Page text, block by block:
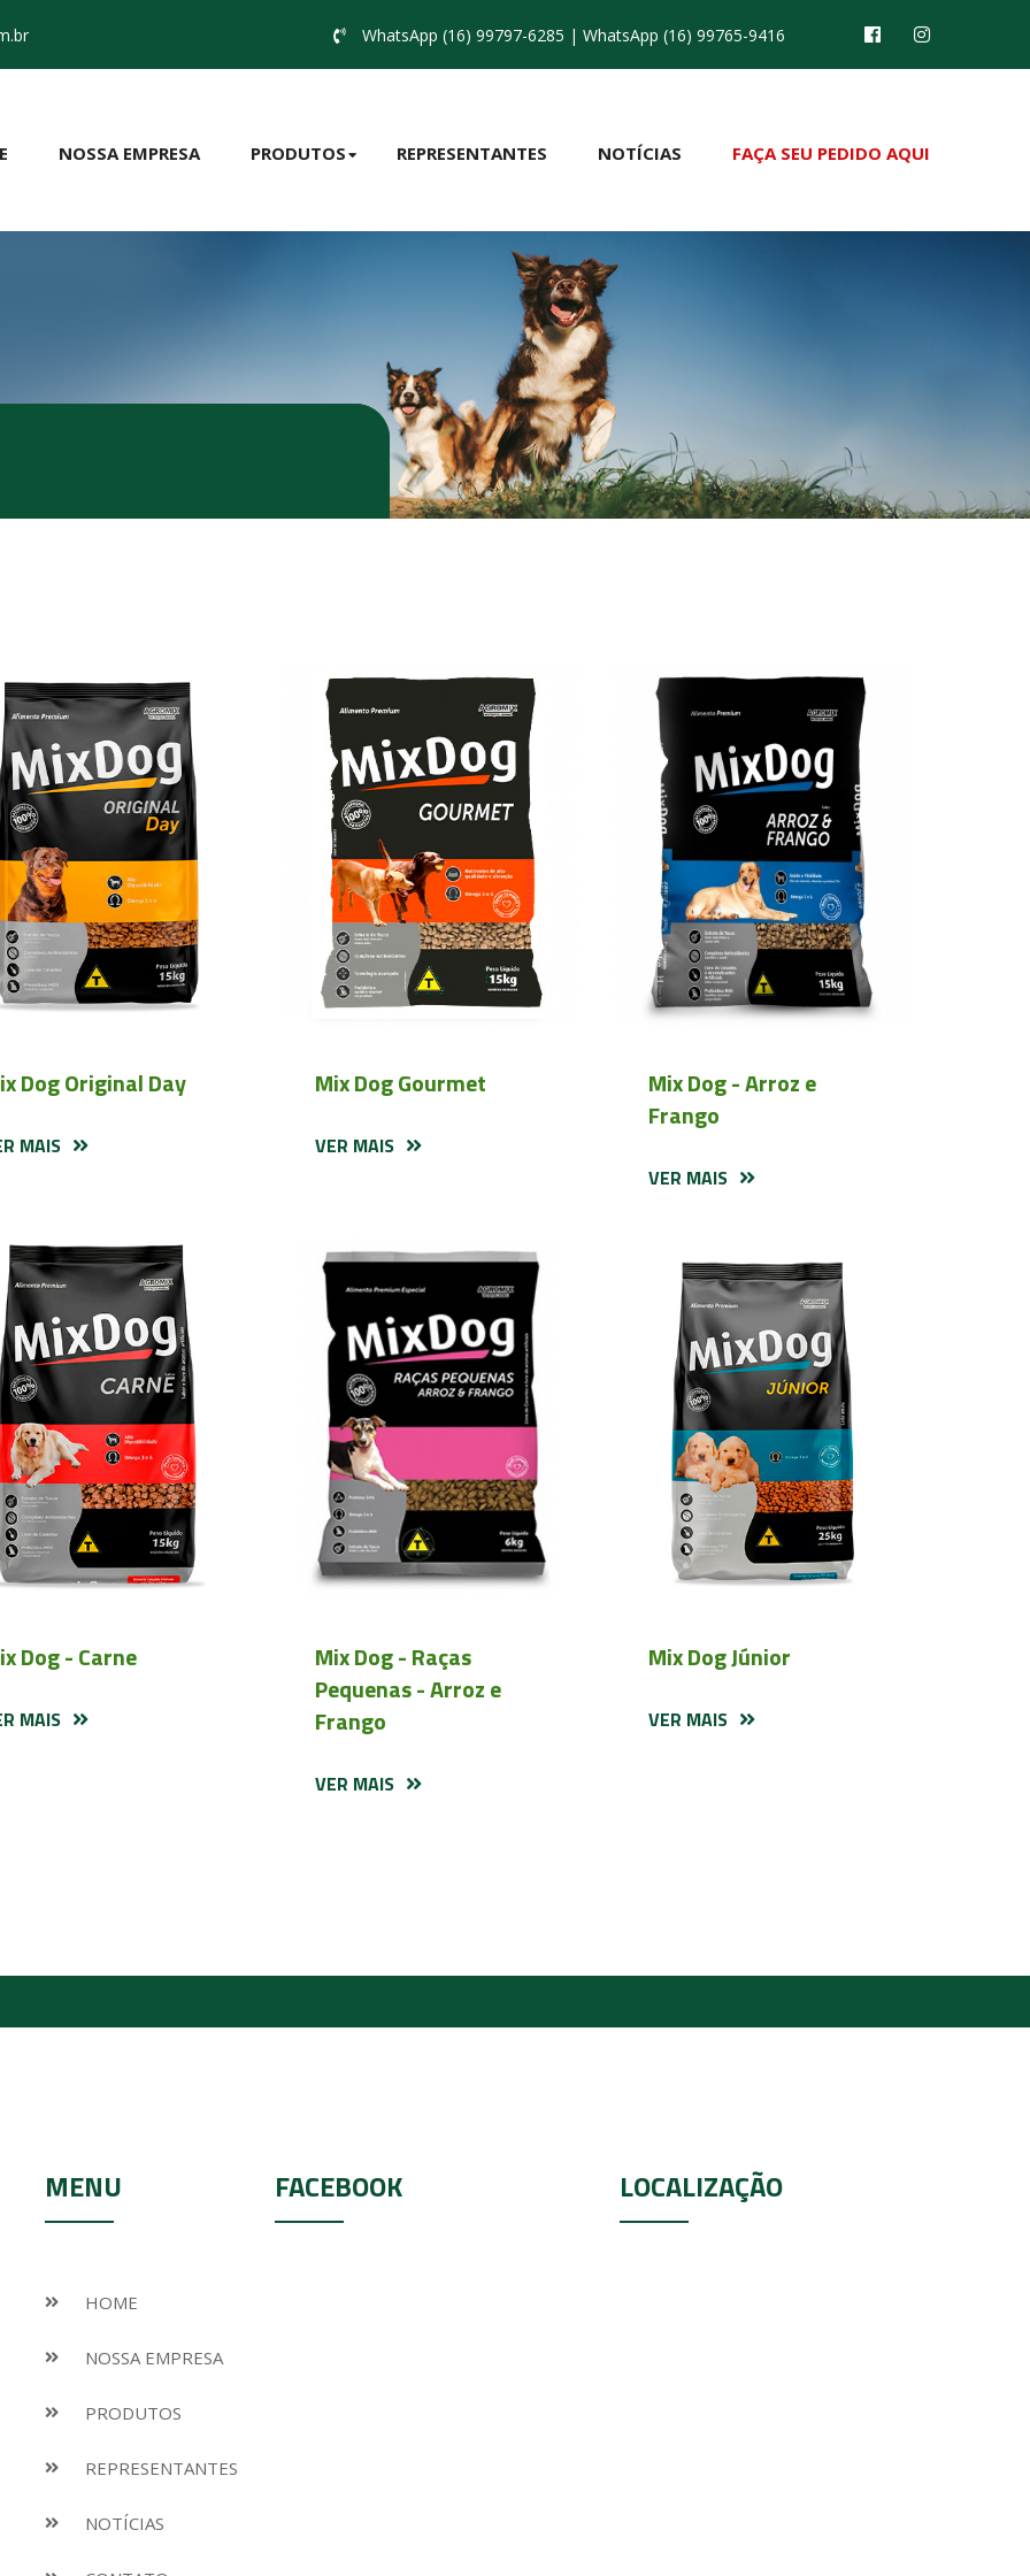
WhatsApp (16) 99797-6285 | WhatsApp (16) 99765-9416
NOSSA EMPRESA PRODUTOS REPRESENTANTES NOTÍCIAS FAÇA SEU PEDIDO AQUI
Dog Original Day
MAIS
Mix Dog Gourmet
VER MAIS
Mix Dog - Arroz e
Frango
VER MAIS
Dog - Carne
MAIS
Mix Dog - Raças
Pequenas - Arroz e
Frango
VER MAIS
Mix Dog Júnior
VER MAIS
MENU
HOME
NOSSA EMPRESA
PRODUTOS
REPRESENTANTES
NOTÍCIAS
FACEBOOK LOCALIZAÇÃO